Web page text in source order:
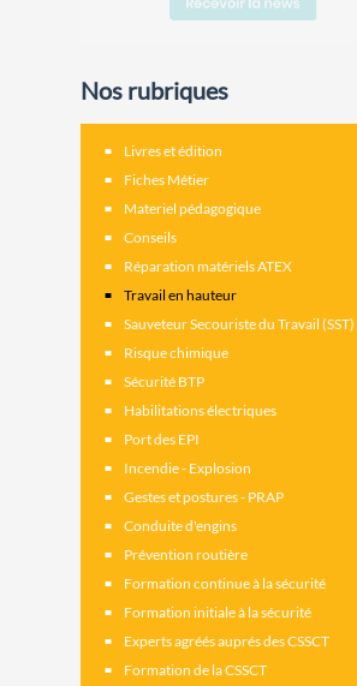
Nos rubriques
Livres et édition
Fiches Métier
Materiel pédagogique
Conseils
Réparation matériels ATEX
Travail en hauteur
Sauveteur Secouriste du Travail (SST)
Risque chimique
Sécurité BTP
Habilitations électriques
Port des EPI
Incendie - Explosion
Gestes et postures - PRAP
Conduite d'engins
Prévention routière
Formation continue à la sécurité
Formation initiale à la sécurité
Experts agréés auprés des CSSCT
Formation de la CSSCT